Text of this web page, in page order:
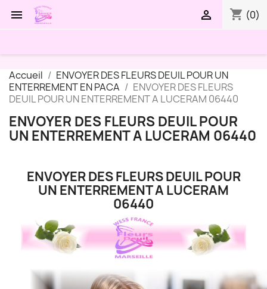
 shopping_cart (0)

Accueil
ENVOYER DES FLEURS DEUIL POUR UN
ENTERREMENT EN PACA
ENVOYER DES FLEURS
DEUIL POUR UN ENTERREMENT A LUCERAM 06440
ENVOYER DES FLEURS DEUIL POUR
UN ENTERREMENT A LUCERAM 06440
ENVOYER DES FLEURS DEUIL POUR
UN ENTERREMENT A LUCERAM
06440